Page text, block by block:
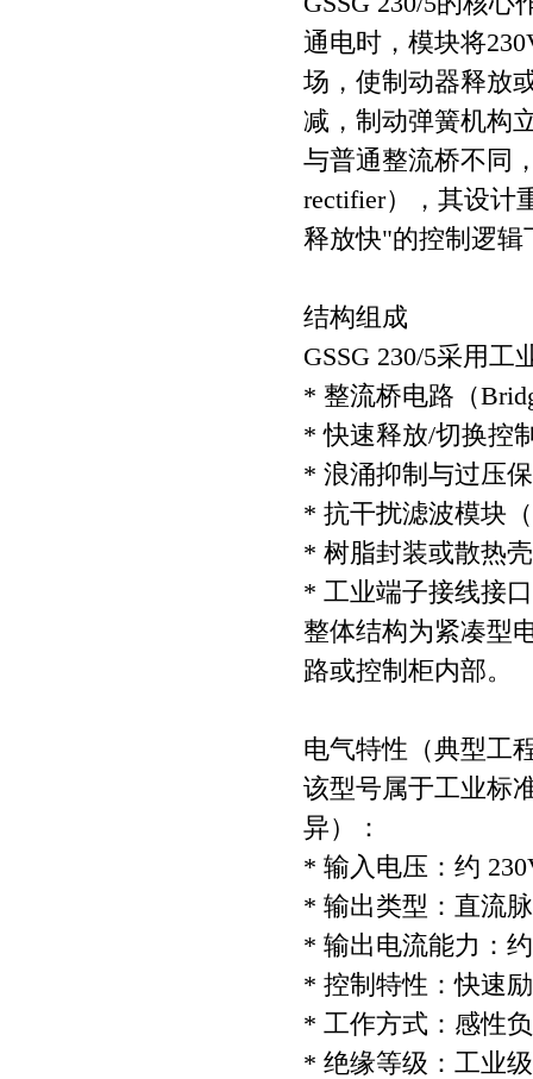
通电时，模块将
场，使制动器释放
减，制动弹簧机构
与普通整流桥不同
rectifier），其设计
释放快"的控制逻辑
结构组成
GSSG 230/5采用
* 整流桥电路（
* 快速释放/切换控
* 浪涌抑制与过压
* 抗干扰滤波模块
* 树脂封装或散热
* 工业端子接线接口
整体结构为紧凑型
路或控制柜内部。
电气特性（典型工
该型号属于工业标
异）：
* 输入电压：约
* 输出类型：直流
* 输出电流能力：
* 控制特性：快速
* 工作方式：感性
* 绝缘等级：工业